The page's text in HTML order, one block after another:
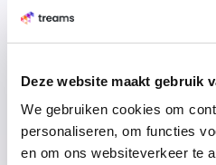
Deze website maakt gebruik
We gebruiken cookies om
personaliseren, om functies
en om ons websiteverkeer te